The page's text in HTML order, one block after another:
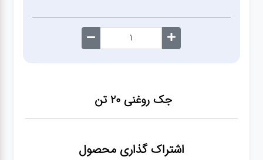
کارواش
فنی
جک روغنی ۲۰ تن
اشتراک گذاری محصول